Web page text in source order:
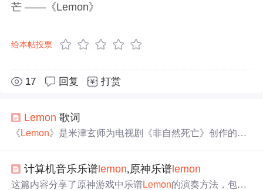
芒 ——《Lemon》
给本帖投票
17 回复 打赏
Lemon 歌词
《 Lemon》是米津玄师为电视剧《非自然死亡》创作的主
在黑暗中找寻光明，表达了即使在悲伤中，对方仍是他的
光芒。米津玄师通过细腻的歌词展现了对过往幸福的追忆
计算机音乐乐谱lemon,原神乐谱lemon
这篇内容分享了原神游戏中乐谱 Lemon的演奏方法，包括